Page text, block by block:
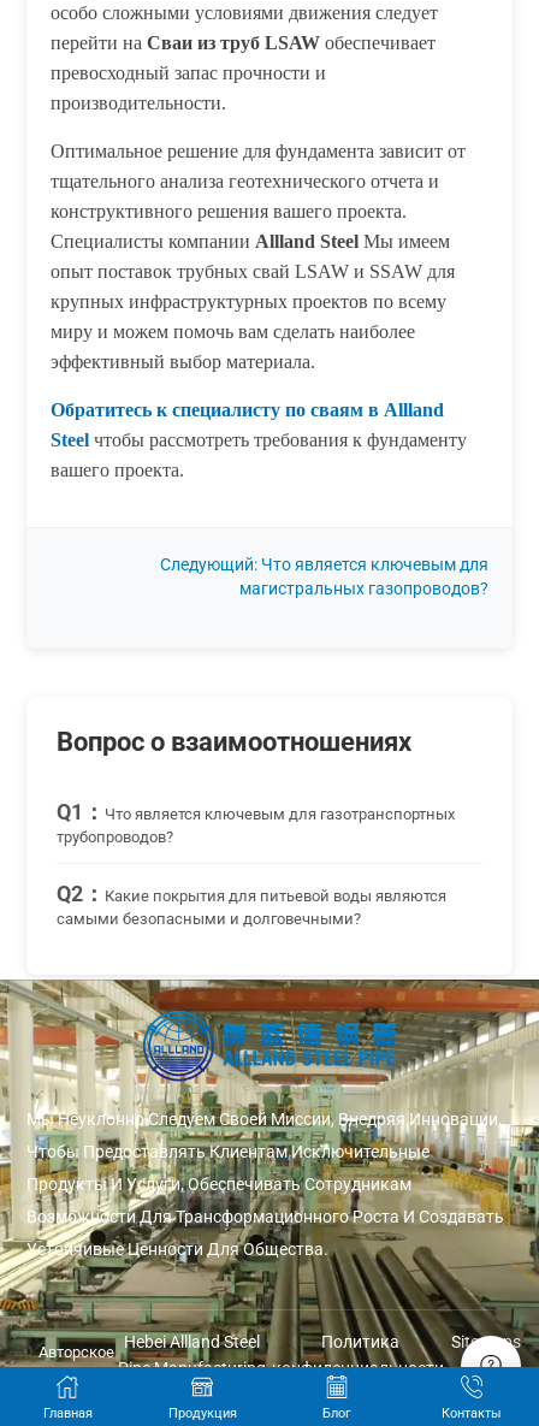
особо сложными условиями движения следует
перейти наСваи из труб LSAW обеспечивает
превосходный запас прочности и
производительности.
Оптимальное решение для фундамента зависит от
тщательного анализа геотехнического отчета и
конструктивного решения вашего проекта.
Специалисты компании Allland Steel Мы имеем
опыт поставок трубных свай LSAW и SSAW для
крупных инфраструктурных проектов по всему
миру и можем помочь вам сделать наиболее
эффективный выбор материала.
Обратитесь к специалисту по сваям в Allland
Steel чтобы рассмотреть требования к фундаменту
вашего проекта.
Следующий: Что является ключевым для
магистральных газопроводов?
Вопрос о взаимоотношениях
Q1： Что является ключевым для газотранспортных
трубопроводов?
Q2： Какие покрытия для питьевой воды являются
самыми безопасными и долговечными?
Главная Продукция Блог Контакты
Мы Неуклонно Следуем Своей Миссии, Внедряя Инновации,
Чтобы Предоставлять Клиентам Исключительные
Продукты И Услуги, Обеспечивать Сотрудникам
Возможности Для Трансформационного Роста И Создавать
Устойчивые Ценности Для Общества.
Авторское
право ©
2026
Hebei Allland Steel
Pipe Manufacturing
Co., Ltd.
Политика
конфиденциальности
Sitemaps